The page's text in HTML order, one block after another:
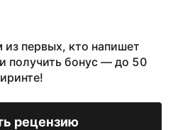
первых, кто напишет
получить бонус — до 50
рецензию